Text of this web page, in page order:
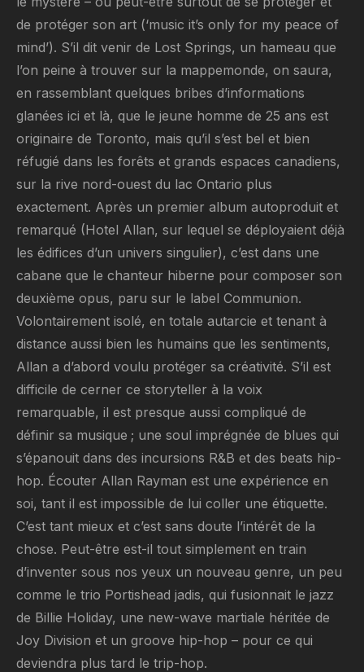
de protéger son art (‘music it’s only for my peace of
mind’). S’il dit venir de Lost Springs, un hameau que
l’on peine à trouver sur la mappemonde, on saura,
en rassemblant quelques bribes d’informations
glanées ici et là, que le jeune homme de 25 ans est
originaire de Toronto, mais qu’il s’est bel et bien
réfugié dans les forêts et grands espaces canadiens,
sur la rive nord-ouest du lac Ontario plus
exactement. Après un premier album autoproduit et
remarqué (Hotel Allan, sur lequel se déployaient déjà
les édifices d’un univers singulier), c’est dans une
cabane que le chanteur hiberne pour composer son
deuxième opus, paru sur le label Communion.
Volontairement isolé, en totale autarcie et tenant à
distance aussi bien les humains que les sentiments,
Allan a d’abord voulu protéger sa créativité. S’il est
difficile de cerner ce storyteller à la voix
remarquable, il est presque aussi compliqué de
définir sa musique ; une soul imprégnée de blues qui
s’épanouit dans des incursions R&B et des beats hip-
hop. Écouter Allan Rayman est une expérience en
soi, tant il est impossible de lui coller une étiquette.
C’est tant mieux et c’est sans doute l’intérêt de la
chose. Peut-être est-il tout simplement en train
d’inventer sous nos yeux un nouveau genre, un peu
comme le trio Portishead jadis, qui fusionnait le jazz
de Billie Holiday, une new-wave martiale héritée de
Joy Division et un groove hip-hop – pour ce qui
deviendra plus tard le trip-hop.